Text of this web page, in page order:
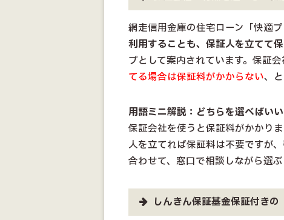
網走信用金庫の住宅ローン「快適プ
利用することも、保証人を立てて
プとして案内されています。保証
てる場合は保証料がかからない、
用語ミニ解説：どちらを選べばいい
保証会社を使うと保証料がかかり
人を立てれば保証料は不要ですが
合わせて、窓口で相談しながら選ぶ
しんきん保証基金保証付きの